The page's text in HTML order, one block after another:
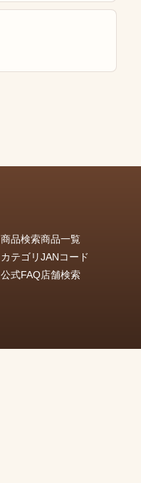
商品検索商品一覧
カテゴリJANコード
公式FAQ店舗検索